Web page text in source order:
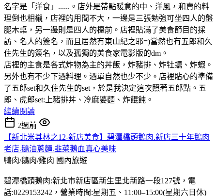
名字是「洋食」......。店外是帶點暖意的中、洋風，和賣的料
理倒也相櫬，店裡的用間不大，一邊是三張勉強可坐四人的盤
腿木桌，另一邊則是四人的檯前。店裡貼滿了美食節目的採
訪、名人的簽名，而且居然有東山紀之耶=)當然也有五郎和久
住先生的簽名，以及孤獨的美食家電影版的dm。
店裡的主食是各式炸物為主的丼飯，炸豬排、炸牡蠣、炸蝦。
另外也有不少下酒料理。酒單自然也少不少。店裡貼心的準備
了五郎set和久住先生的set，於是我決定這次照著五郎點。五
郎、虎郎set:上豬排丼、冷麻婆麵、炸餛飩。
繼續閱讀
2週前
【新北米其林之12-新店美食】碧潭橋頭鵝肉.新店三十年鵝肉
老店.鵝油蔥麵.韭菜鵝血真心美味
鴨肉/鵝肉/雞肉 國內旅遊
碧潭橋頭鵝肉:新北市新店區新生里北新路一段127號，電
話:0229153242，營業時間:星期五、11:00–15:00(星期六日休)